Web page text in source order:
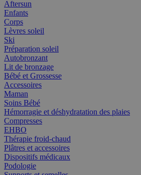
Aftersun
Enfants
Corps
Lèvres soleil
Ski
Préparation soleil
Autobronzant
Lit de bronzage
Bébé et Grossesse
Accessoires
Maman
Soins Bébé
Hémorragie et déshydratation des plaies
Compresses
EHBO
Thérapie froid-chaud
Plâtres et accessoires
Dispositifs médicaux
Podologie